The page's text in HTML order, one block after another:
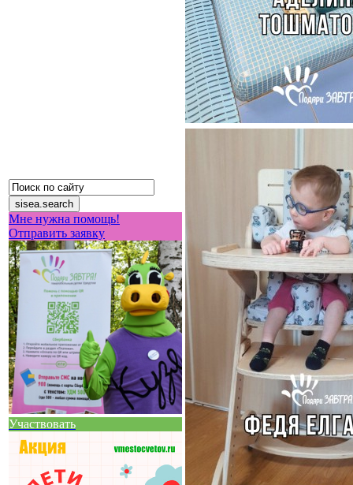
Мне нужна помощь!
Отправить заявку
Участвовать